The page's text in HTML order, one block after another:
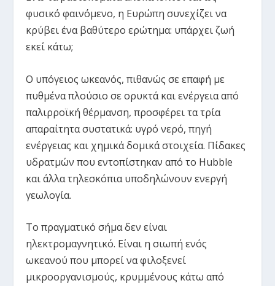
φυσικό φαινόμενο, η Ευρώπη συνεχίζει να
κρύβει ένα βαθύτερο ερώτημα: υπάρχει ζωή
εκεί κάτω;
Ο υπόγειος ωκεανός, πιθανώς σε επαφή με
πυθμένα πλούσιο σε ορυκτά και ενέργεια από
παλιρροϊκή θέρμανση, προσφέρει τα τρία
απαραίτητα συστατικά: υγρό νερό, πηγή
ενέργειας και χημικά δομικά στοιχεία. Πίδακες
υδρατμών που εντοπίστηκαν από το Hubble
και άλλα τηλεσκόπια υποδηλώνουν ενεργή
γεωλογία.
Το πραγματικό σήμα δεν είναι
ηλεκτρομαγνητικό. Είναι η σιωπή ενός
ωκεανού που μπορεί να φιλοξενεί
μικροοργανισμούς, κρυμμένους κάτω από